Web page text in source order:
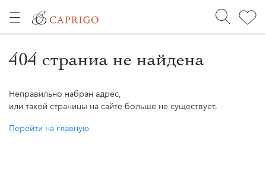
404 страниа не найдена
Неправильно набран адрес,
или такой страницы на сайте больше не существует.
Перейти на главную